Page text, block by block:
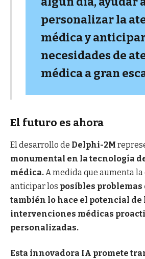
personalizar la
médica y
necesidades de
médica a gran
El futuro es ahora
El desarrollo de Delphi-2M
monumental en la tecnología
médica.A medida que aumenta la
anticipar los posibles problemas
también lo hace el potencial de
intervenciones médicas
personalizadas.
Esta innovadora IA promete